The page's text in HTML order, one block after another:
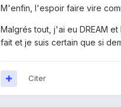
M'enfin, l'espoir faire vire
Malgrés tout, j'ai eu DREAM
fait et je suis certain que si
Citer